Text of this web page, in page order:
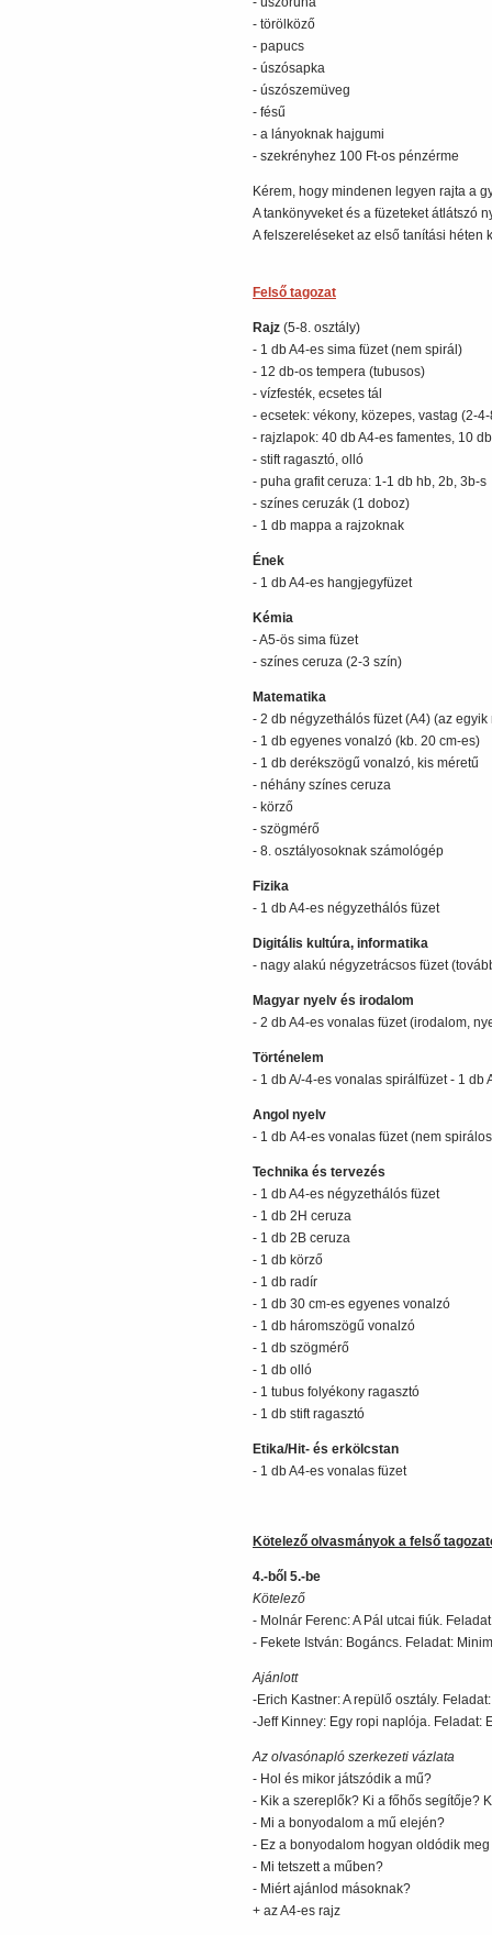
- törölköző
- papucs
- úszósapka
- úszószemüveg
- fésű
- a lányoknak hajgumi
- szekrényhez 100 Ft-os pénzérme
Kérem, hogy mindenen legyen rajta a
A tankönyveket és a füzeteket átlátszó
A felszereléseket az első tanítási héten
Felső tagozat
Rajz (5-8. osztály)
- 1 db A4-es sima füzet (nem spirál)
- 12 db-os tempera (tubusos)
- vízfesték, ecsetes tál
- ecsetek: vékony, közepes, vastag (2-
- rajzlapok: 40 db A4-es famentes, 10
- stift ragasztó, olló
- puha grafit ceruza: 1-1 db hb, 2b, 3b-s
- színes ceruzák (1 doboz)
- 1 db mappa a rajzoknak
Ének
- 1 db A4-es hangjegyfüzet
Kémia
- A5-ös sima füzet
- színes ceruza (2-3 szín)
Matematika
- 2 db négyzethálós füzet (A4) (az
- 1 db egyenes vonalzó (kb. 20 cm-es)
- 1 db derékszögű vonalzó, kis méretű
- néhány színes ceruza
- körző
- szögmérő
- 8. osztályosoknak számológép
Fizika
- 1 db A4-es négyzethálós füzet
Digitális kultúra, informatika
- nagy alakú négyzetrácsos füzet
Magyar nyelv és irodalom
- 2 db A4-es vonalas füzet (irodalom,
Történelem
- 1 db A/-4-es vonalas spirálfüzet - 1 db
Angol nyelv
- 1 db A4-es vonalas füzet (nem
Technika és tervezés
- 1 db A4-es négyzethálós füzet
- 1 db 2H ceruza
- 1 db 2B ceruza
- 1 db körző
- 1 db radír
- 1 db 30 cm-es egyenes vonalzó
- 1 db háromszögű vonalzó
- 1 db szögmérő
- 1 db olló
- 1 tubus folyékony ragasztó
- 1 db stift ragasztó
Etika/Hit- és erkölcstan
- 1 db A4-es vonalas füzet
Kötelező olvasmányok a felső
4.-ből 5.-be
Kötelező
- Molnár Ferenc: A Pál utcai fiúk.
- Fekete István: Bogáncs. Feladat:
Ajánlott
-Erich Kastner: A repülő osztály.
-Jeff Kinney: Egy ropi naplója. Feladat:
Az olvasónapló szerkezeti vázlata
- Hol és mikor játszódik a mű?
- Kik a szereplők? Ki a főhős segítője?
- Mi a bonyodalom a mű elején?
- Ez a bonyodalom hogyan oldódik
- Mi tetszett a műben?
- Miért ajánlod másoknak?
+ az A4-es rajz